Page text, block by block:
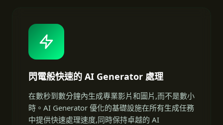
閃電般快速的 AI Generator 處理
在數秒到數分鐘內生成專業影片和圖片,而不是數小
時。AI Generator 優化的基礎設施在所有生成任務
中提供快速處理速度,同時保持卓越的 AI